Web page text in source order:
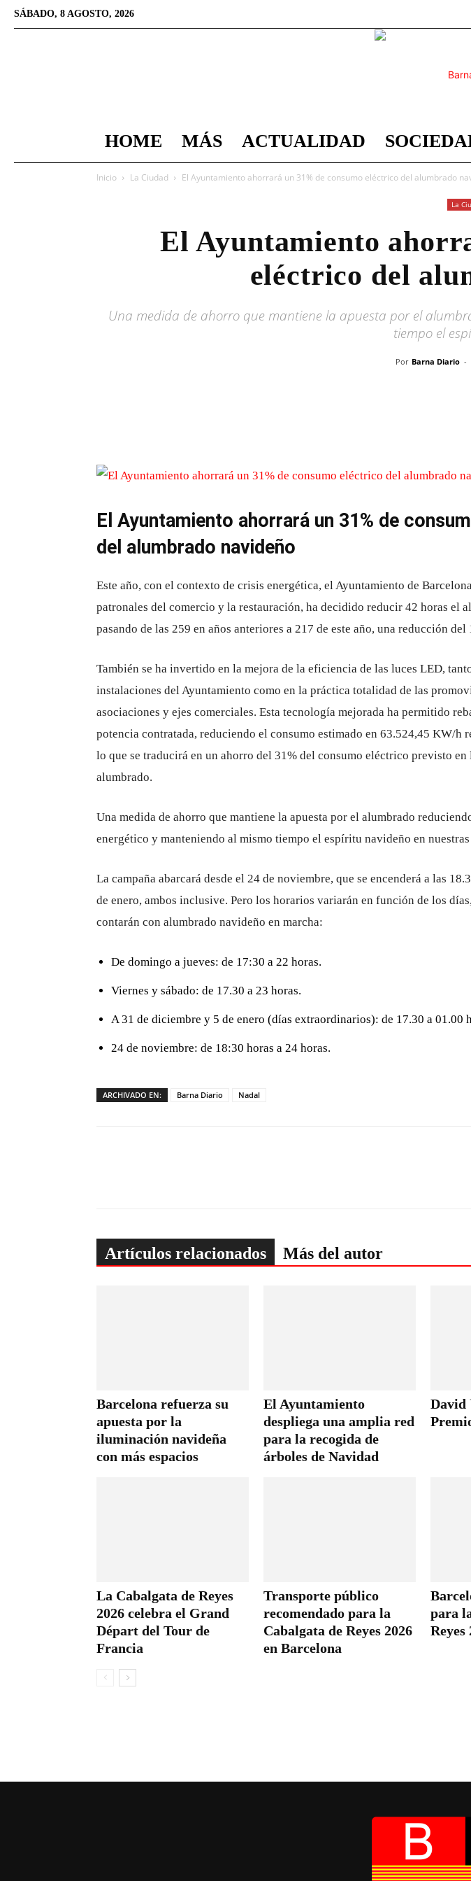
SÁBADO, 8 AGOSTO, 2026
HOME MÁS ACTUALIDAD
Inicio La Ciudad El Ayuntamiento ahorrará un 31% de consumo eléctrico del alumbrado
La
El Ayuntamiento
eléctrico del
Una medida de ahorro que mantiene la apuesta por el
tiempo el
Por Barna Diario -
El Ayuntamiento ahorrará un 31% de
del alumbrado navideño
Este año, con el contexto de crisis energética, el Ayuntamiento de
patronales del comercio y la restauración, ha decidido reducir 42 horas el
pasando de las 259 en años anteriores a 217 de este año, una reducción del
También se ha invertido en la mejora de la eficiencia de las luces LED,
instalaciones del Ayuntamiento como en la práctica totalidad de las
asociaciones y ejes comerciales. Esta tecnología mejorada ha permitido
potencia contratada, reduciendo el consumo estimado en 63.524,45 KW/h
lo que se traducirá en un ahorro del 31% del consumo eléctrico previsto en
alumbrado.
Una medida de ahorro que mantiene la apuesta por el alumbrado
energético y manteniendo al mismo tiempo el espíritu navideño en
La campaña abarcará desde el 24 de noviembre, que se encenderá a las
de enero, ambos inclusive. Pero los horarios variarán en función de los
contarán con alumbrado navideño en marcha:
De domingo a jueves: de 17:30 a 22 horas.
Viernes y sábado: de 17.30 a 23 horas.
A 31 de diciembre y 5 de enero (días extraordinarios): de 17.30 a 01.00
24 de noviembre: de 18:30 horas a 24 horas.
ARCHIVADO EN: Barna Diario Nadal
Artículos relacionados Más del autor
Barcelona refuerza su
apuesta por la
iluminación navideña
con más espacios
El Ayuntamiento
despliega una amplia red
para la recogida de
árboles de Navidad
David
La Cabalgata de Reyes
2026 celebra el Grand
Départ del Tour de
Francia
Transporte público
recomendado para la
Cabalgata de Reyes 2026
en Barcelona
para
Reyes